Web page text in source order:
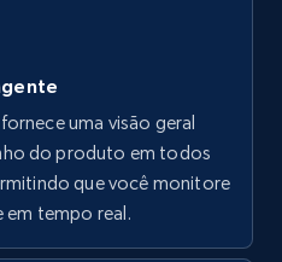
products by using
Initial
Reviews count, and
uma visão geral
do produto em todos
que você monitore
em tempo real.